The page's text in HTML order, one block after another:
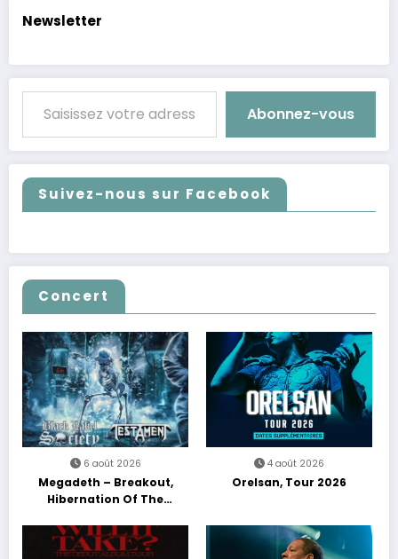
Newsletter
Saisissez votre adresse e-mail…
Abonnez-vous
Suivez-nous sur Facebook
Concert
6 août 2026
Megadeth – Breakout,
Hibernation Of The
4 août 2026
Orelsan, Tour 2026